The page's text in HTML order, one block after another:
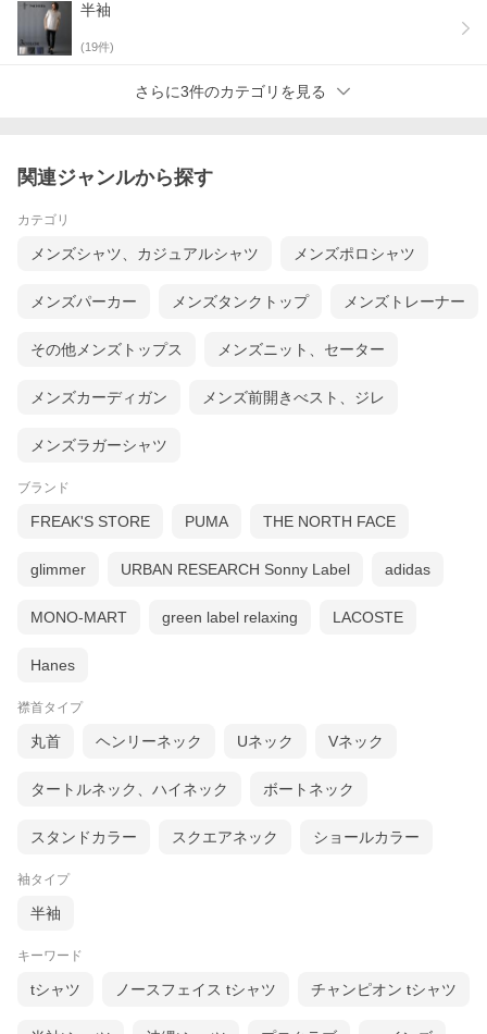
半袖
(19件)
さらに3件のカテゴリを見る
関連ジャンルから探す
カテゴリ
メンズシャツ、カジュアルシャツ メンズポロシャツ
メンズパーカー メンズタンクトップ メンズトレーナー
その他メンズトップス メンズニット、セーター
メンズカーディガン メンズ前開きべスト、ジレ
メンズラガーシャツ
ブランド
FREAK'S STORE PUMA THE NORTH FACE
glimmer URBAN RESEARCH Sonny Label adidas
MONO-MART green label relaxing LACOSTE
Hanes
襟首タイプ
丸首 ヘンリーネック Uネック Vネック
タートルネック、ハイネック ボートネック
スタンドカラー スクエアネック ショールカラー
袖タイプ
半袖
キーワード
tシャツ ノースフェイス tシャツ チャンピオン tシャツ